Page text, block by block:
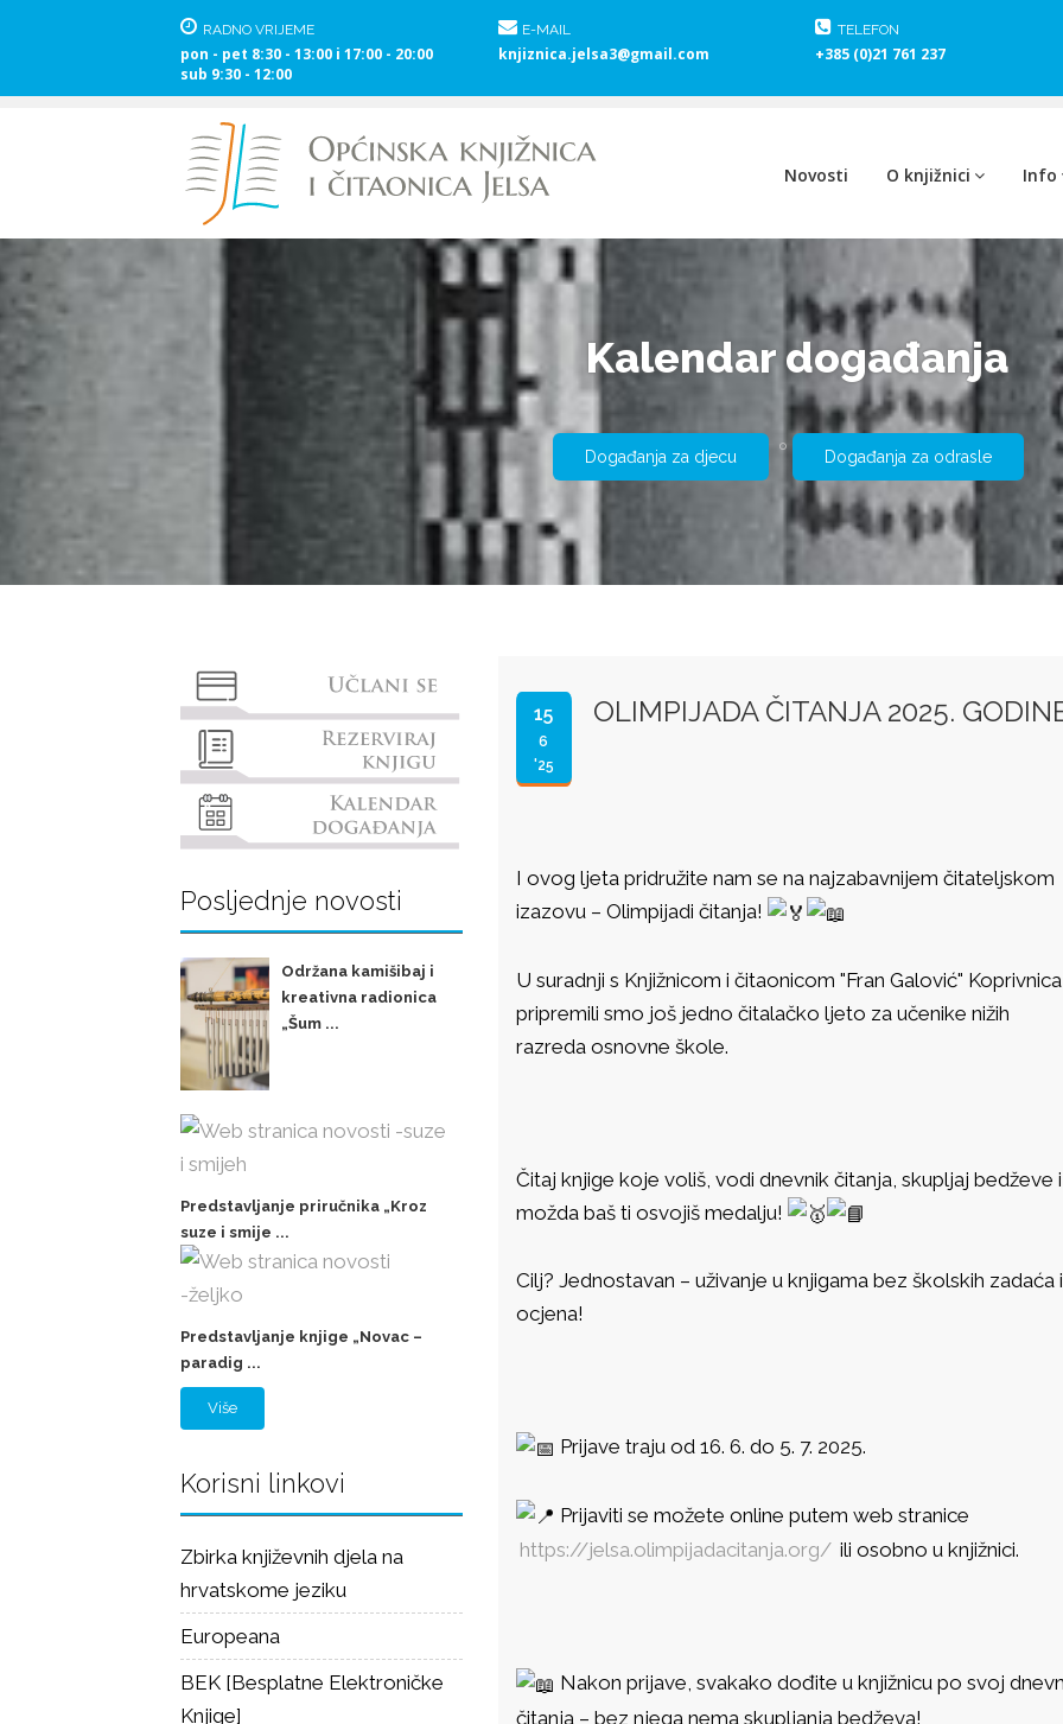
RADNO VRIJEME
pon - pet 8:30 - 13:00 i 17:00 - 20:00
sub 9:30 - 12:00
E-MAIL
knjiznica.jelsa3@gmail.com
TELEFON
+385 (0)21 761 237
Novosti O knjižnici Info
Kalendar događanja
Događanja za djecu Događanja za odrasle
Posljednje novosti
Održana kamišibaj i
kreativna radionica
„Šum ...
Predstavljanje priručnika „Kroz
suze i smije ...
Predstavljanje knjige „Novac –
paradig ...
Više
Korisni linkovi
Zbirka književnih djela na
hrvatskome jeziku
Europeana
BEK [Besplatne Elektroničke
Knjige]
15
6
'25
OLIMPIJADA ČITANJA 2025.
I ovog ljeta pridružite nam se na najzabavnijem čitateljskom
izazovu – Olimpijadi čitanja!
U suradnji s Knjižnicom i čitaonicom "Fran Galović"
pripremili smo još jedno čitalačko ljeto za učenike nižih
razreda osnovne škole.
Čitaj knjige koje voliš, vodi dnevnik čitanja, skupljaj bedževe i
možda baš ti osvojiš medalju!
Cilj? Jednostavan – uživanje u knjigama bez školskih zadaća i
ocjena!
Prijave traju od 16. 6. do 5. 7. 2025.
Prijaviti se možete online putem web stranice
https://jelsa.olimpijadacitanja.org/ ili osobno u knjižnici.
Nakon prijave, svakako dođite u knjižnicu po svoj
čitanja – bez njega nema skupljanja bedževa!